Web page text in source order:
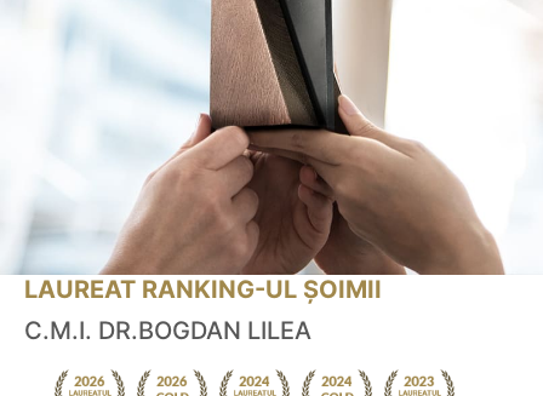
LAUREAT RANKING-UL ȘOIMII
C.M.I. DR.BOGDAN LILEA